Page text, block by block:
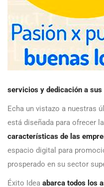
servicios y dedicación a
Echa un vistazo a nuestras
está diseñada para ofrecer
características de las
espacio digital para
prosperado en su sector
Éxito Idea abarca todos los